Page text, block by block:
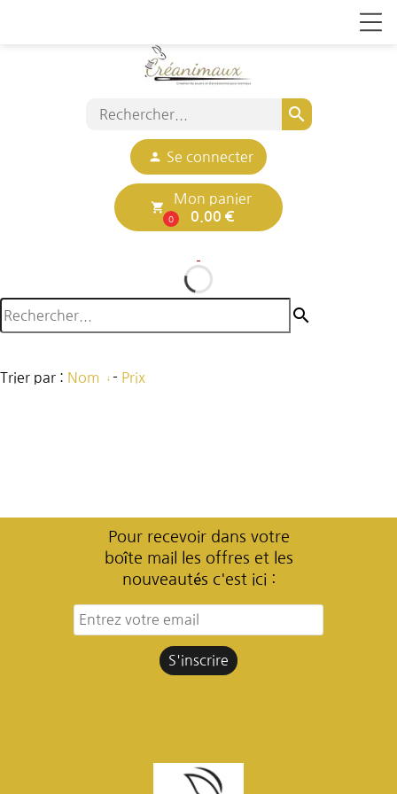
search
person Se connecter
local_grocery_store
0
Mon panier
0.00 €
search
Trier par : Nom - Prix
Pour recevoir dans votre
boîte mail les offres et les
nouveautés c'est ici :